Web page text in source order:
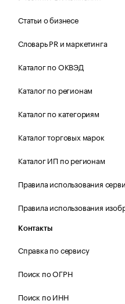
Статьи о бизнесе
Словарь PR и маркетинга
Каталог по ОКВЭД
Каталог по регионам
Каталог по категориям
Каталог торговых марок
Каталог ИП по регионам
Правила использования
Правила использования
Контакты
Справка по сервису
Поиск по ОГРН
Поиск по ИНН